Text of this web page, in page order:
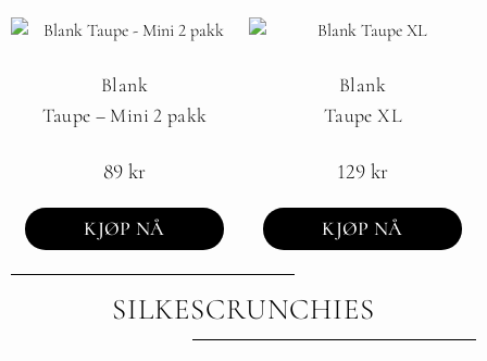
Blank
Taupe – Mini 2 pakk
89 kr
KJØP NÅ
Blank
Taupe XL
129 kr
KJØP NÅ
SILKESCRUNCHIES